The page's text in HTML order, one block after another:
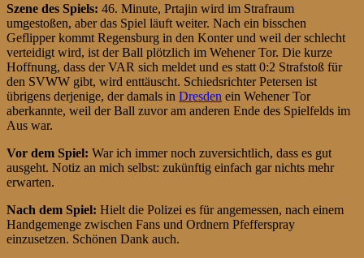
Szene des Spiels: 46. Minute, Prtajin wird im Strafraum
umgestoßen, aber das Spiel läuft weiter. Nach ein bisschen
Geflipper kommt Regensburg in den Konter und weil der schlecht
verteidigt wird, ist der Ball plötzlich im Wehener Tor. Die kurze
Hoffnung, dass der VAR sich meldet und es statt 0:2 Strafstoß für
den SVWW gibt, wird enttäuscht. Schiedsrichter Petersen ist
übrigens derjenige, der damals in Dresden ein Wehener Tor
aberkannte, weil der Ball zuvor am anderen Ende des Spielfelds im
Aus war.
Vor dem Spiel: War ich immer noch zuversichtlich, dass es gut
ausgeht. Notiz an mich selbst: zukünftig einfach gar nichts mehr
erwarten.
Nach dem Spiel: Hielt die Polizei es für angemessen, nach einem
Handgemenge zwischen Fans und Ordnern Pfefferspray
einzusetzen. Schönen Dank auch.